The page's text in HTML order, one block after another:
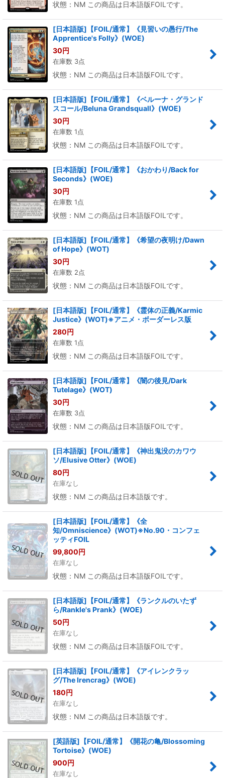
状態：NM この商品は日本語版FOILです。
[日本語版]【FOIL/通常】《見習いの愚行/The
Apprentice's Folly》(WOE)
30円
在庫数 3点
状態：NM この商品は日本語版FOILです。
[日本語版]【FOIL/通常】《ベルーナ・グランド
スコール/Beluna Grandsquall》(WOE)
30円
在庫数 1点
状態：NM この商品は日本語版FOILです。
[日本語版]【FOIL/通常】《おかわり/Back for
Seconds》(WOE)
30円
在庫数 1点
状態：NM この商品は日本語版FOILです。
[日本語版]【FOIL/通常】《希望の夜明け/Dawn
of Hope》(WOT)
30円
在庫数 2点
状態：NM この商品は日本語版FOILです。
[日本語版]【FOIL/通常】《霊体の正義/Karmic
Justice》(WOT)※アニメ・ボーダーレス版
280円
在庫数 1点
状態：NM この商品は日本語版FOILです。
[日本語版]【FOIL/通常】《闇の後見/Dark
Tutelage》(WOT)
30円
在庫数 3点
状態：NM この商品は日本語版FOILです。
[日本語版]【FOIL/通常】《神出鬼没のカワウ
ソ/Elusive Otter》(WOE)
80円
在庫なし
状態：NM この商品は日本語版です。
[日本語版]【FOIL/通常】《全
知/Omniscience》(WOT)※No.90・コンフェ
ッティFOIL
99,800円
在庫なし
状態：NM この商品は日本語版FOILです。
[日本語版]【FOIL/通常】《ランクルのいたず
ら/Rankle's Prank》(WOE)
50円
在庫なし
状態：NM この商品は日本語版FOILです。
[日本語版]【FOIL/通常】《アイレンクラッ
グ/The Irencrag》(WOE)
180円
在庫なし
状態：NM この商品は日本語版です。
[英語版]【FOIL/通常】《開花の亀/Blossoming
Tortoise》(WOE)
900円
在庫なし